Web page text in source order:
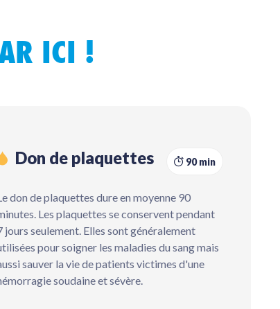
ICI !
Don de plaquettes 90 min
don de plaquettes dure en moyenne 90
Les plaquettes se conservent pendant
jours seulement. Elles sont généralement
pour soigner les maladies du sang mais
sauver la vie de patients victimes d'une
soudaine et sévère.